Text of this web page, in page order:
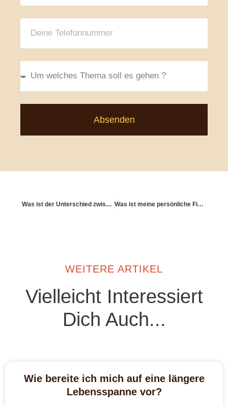
Absenden
Was ist der Unterschied zwischen Einmalanlage und Sparplan? Was ist meine persönliche Finanzethik?
WEITERE ARTIKEL
Vielleicht Interessiert
Dich Auch...
Wie bereite ich mich auf eine längere
Lebensspanne vor?